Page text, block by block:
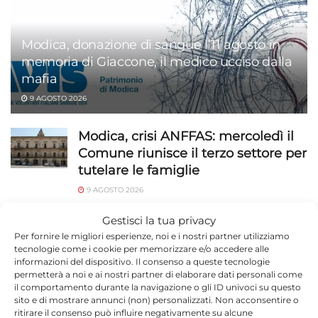
Gestisci la tua privacy
Per fornire le migliori esperienze, noi e i nostri partner utilizziamo
tecnologie come i cookie per memorizzare e/o accedere alle
informazioni del dispositivo. Il consenso a queste tecnologie
permetterà a noi e ai nostri partner di elaborare dati personali come
il comportamento durante la navigazione o gli ID univoci su questo
sito e di mostrare annunci (non) personalizzati. Non acconsentire o
ritirare il consenso può influire negativamente su alcune
Modica, donazione di sangue l’11 agosto in
memoria di Giaccone, il medico ucciso dalla
mafia
9 AGOSTO 2026
Modica, crisi ANFFAS: mercoledì il
Comune riunisce il terzo settore per
tutelare le famiglie
9 AGOSTO 2026
Modica Calcio, esordio in Coppa
Italia
9 AGOSTO 2026
Antonio Giannone racconta il
cammino Scicli-Santiago davanti al